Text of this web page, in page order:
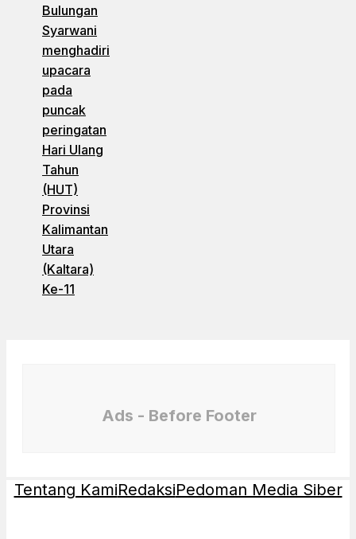
Bulungan
Syarwani
menghadiri
upacara
pada
puncak
peringatan
Hari Ulang
Tahun
(HUT)
Provinsi
Kalimantan
Utara
(Kaltara)
Ke-11
Ads - Before Footer
Tentang KamiRedaksiPedoman Media Siber